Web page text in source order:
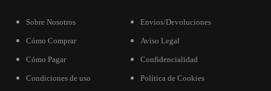
Sobre Nosotros
Cómo Comprar
Cómo Pagar
Condiciones de uso
Envios/Devoluciones
Aviso Legal
Confidencialidad
Política de Cookies